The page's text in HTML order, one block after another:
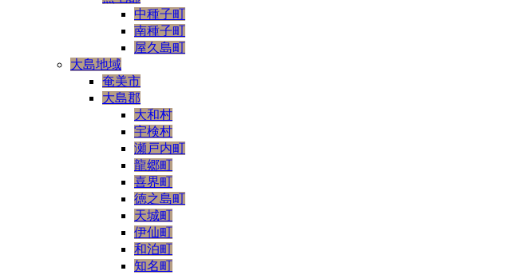
中種子町
南種子町
屋久島町
大島地域
奄美市
大島郡
大和村
宇検村
瀬戸内町
龍郷町
喜界町
徳之島町
天城町
伊仙町
和泊町
知名町